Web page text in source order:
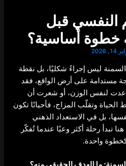
النفسي قبل
خطوة أساسية؟
2026
ليس إجراءً شكليًا، بل نقطة
مستدامة على أرض الواقع، فقد
لنفس الوزن، أو شعرت أن
وتقلّب المزاج، فأحيانًا تكون
بل في الاستعداد الذهني
تبدأ رحلة أكثر وعيًا عندما تُفكّر
واحدة.